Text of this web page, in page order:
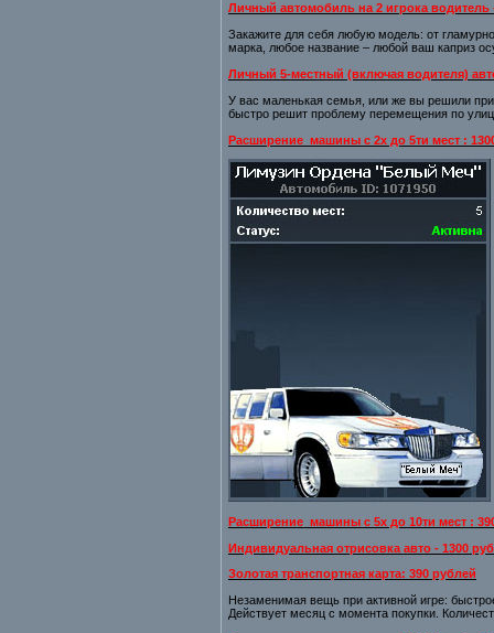
Личный автомобиль на 2 игрока водитель
Закажите для себя любую модель: от
марка, любое название – любой ваш каприз
Личный 5-местный (включая водителя)
У вас маленькая семья, или же вы решили
быстро решит проблему перемещения по
Расширение машины с 2х до 5ти мест :
Расширение машины с 5х до 10ти мест :
Индивидуальная отрисовка авто - 1300
Золотая транспортная карта: 390 рублей
Незаменимая вещь при активной игре:
Действует месяц с момента покупки.